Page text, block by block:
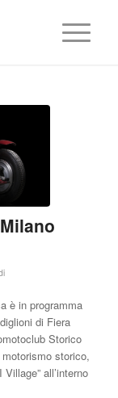
è in programma
di Fiera
Storico
storico,
all’interno